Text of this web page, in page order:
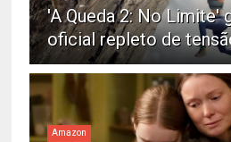
'A Queda 2: No Limite'
oficial repleto de
Amazon